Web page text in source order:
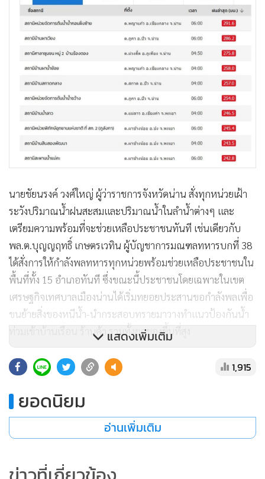
นายชัยนรงค์ วงศ์ใหญ่ ผู้ว่าราชการจังหวัดน่าน สั่งทุกหน่วยเฝ้า
ระวังปริมาณน้ำฝนสะสมและปริมาณน้ำในลำน้ำต่างๆ และ
เตรียมความพร้อมที่จะช่วยเหลือประชาชนทันที เช่นเดียวกับ
พล.ต.บุญญฤทธิ์ เกษตรเวทิน ผู้บัญชาการมณฑลทหารบกที่ 38
ได้สั่งการให้กำลังพลทหารทุกหน่วยพร้อมช่วยเหลือประชาชนใน
พื้นที่ทั้ง 15 อำเภอทันที ซึ่งขณะนี้ประชาชนโดยเฉพาะในเขต
เศรษฐกิจเทศบาลเมืองน่านได้เริ่มทยอยประสานขอกำลังพลเพื่อ
ขนย้ายสิ่งของหนีน้ำ-นำกระสอบทรายมาวางทำแนวป้องกันน้ำ
ท่วมเข้าบ้านเรือน ร้านค้า รวมทั้งยกของขึ้นที่สูง
เร่งวางถุงบิ๊กแบ็ก เสริมพนังกั้นน้ำใน 3 จุดเสี่ยงสำคัญ ได้แก่จุด
รอยต่อ ต.ฝายแก้ว อ.ภูเพียง-บ.น้ำล้อม ต.ในเวียง บริเวณสะพาน
นครน่านพัฒนา ด้านข้างโรงพยาบาลน่าน และบริเวณแยกต้น
เมืองน่าน รพ.น่าน และจุดสัญจรสำคัญ
แสดงเพิ่มเติม
1,915
ยอดนิยม
อ่านเพิ่มเติม